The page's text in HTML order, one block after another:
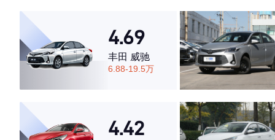
·空间表现较为优秀，优于50%同级车
4.69
丰田 威驰
6.88-19.5万
4.42